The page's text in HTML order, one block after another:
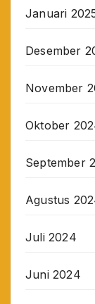
Januari
Desember
November
Oktober
September
Agustus
Juli 2024
Juni 2024